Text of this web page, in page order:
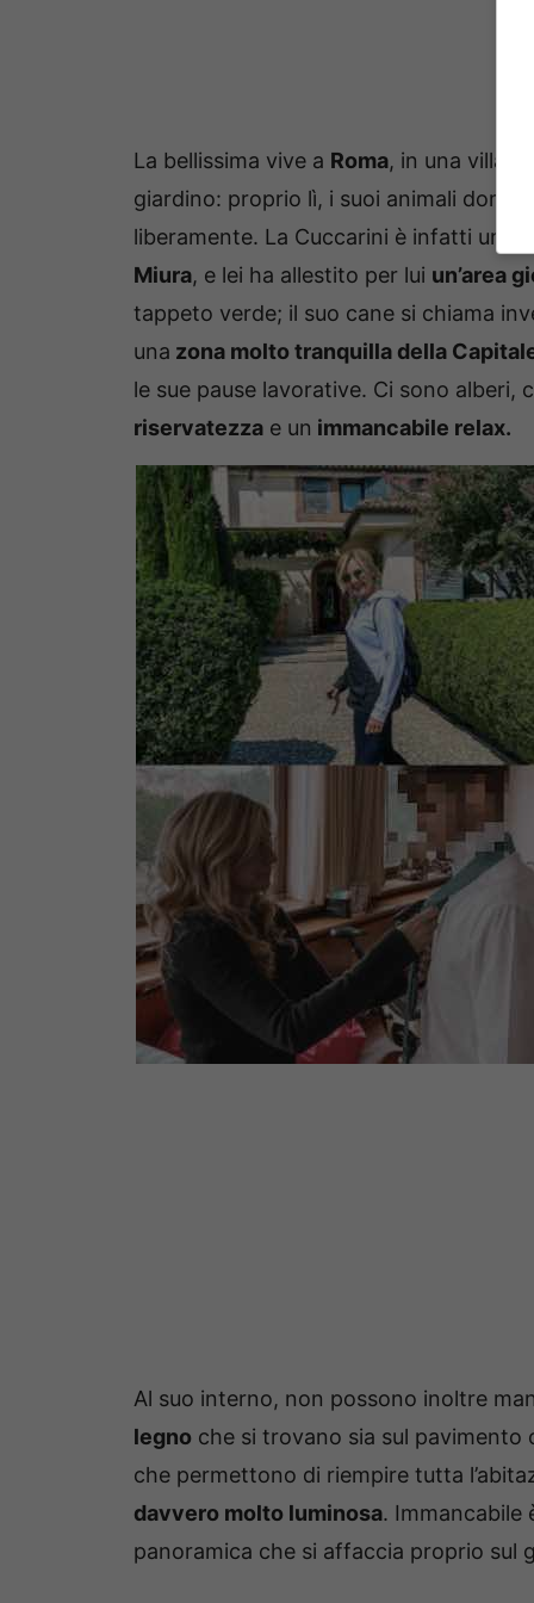
La bellissima vive a Roma, in una villa
giardino: proprio lì, i suoi animali
liberamente. La Cuccarini è infatti una
Miura, e lei ha allestito per lui un’area
tappeto verde; il suo cane si chiama
una zona molto tranquilla della
le sue pause lavorative. Ci sono
riservatezza e un immancabile relax.
Al suo interno, non possono inoltre
legno che si trovano sia sul
che permettono di riempire tutta
davvero molto luminosa. Immancabile
panoramica che si affaccia proprio sul